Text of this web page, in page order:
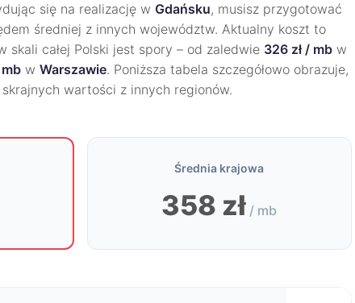
się na realizację w Gdańsku, musisz przygotować
średniej z innych województw. Aktualny koszt to
skali całej Polski jest spory – od zaledwie 326 zł / mb w
w Warszawie. Poniższa tabela szczegółowo obrazuje,
wartości z innych regionów.
Średnia krajowa
358 zł / mb